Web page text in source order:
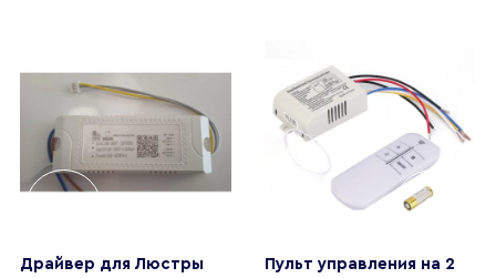
Драйвер для Люстры
Пульт управления на 2